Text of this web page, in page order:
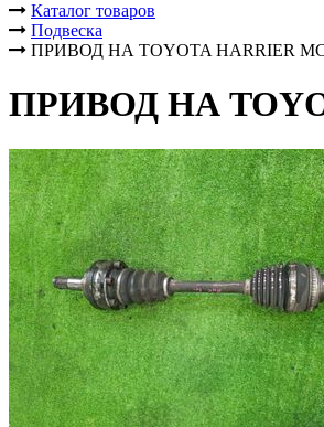
Каталог товаров
Подвеска
ПРИВОД НА TOYOTA HARRIER
ПРИВОД НА